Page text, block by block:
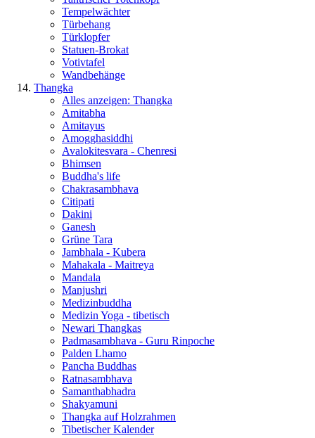
Tempelwächter
Türbehang
Türklopfer
Statuen-Brokat
Votivtafel
Wandbehänge
Thangka
Alles anzeigen: Thangka
Amitabha
Amitayus
Amogghasiddhi
Avalokitesvara - Chenresi
Bhimsen
Buddha's life
Chakrasambhava
Citipati
Dakini
Ganesh
Grüne Tara
Jambhala - Kubera
Mahakala - Maitreya
Mandala
Manjushri
Medizinbuddha
Medizin Yoga - tibetisch
Newari Thangkas
Padmasambhava - Guru Rinpoche
Palden Lhamo
Pancha Buddhas
Ratnasambhava
Samanthabhadra
Shakyamuni
Thangka auf Holzrahmen
Tibetischer Kalender